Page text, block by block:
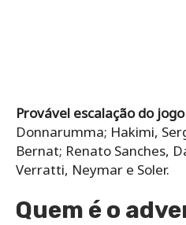
Provável escalação do
Donnarumma; Hakimi,
Bernat; Renato Sanches,
Verratti, Neymar e Soler.
Quem é o